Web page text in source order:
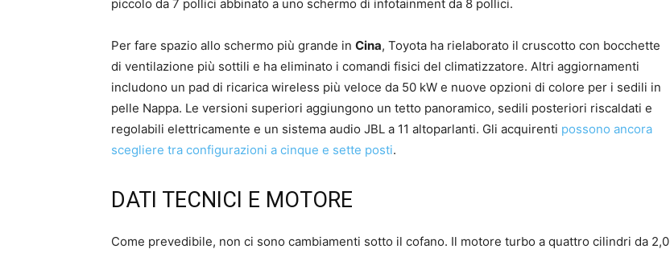
piccolo da 7 pollici abbinato a uno schermo di infotainment da 8 pollici.
Per fare spazio allo schermo più grande in Cina, Toyota ha rielaborato il cruscotto con bocchette
di ventilazione più sottili e ha eliminato i comandi fisici del climatizzatore. Altri aggiornamenti
includono un pad di ricarica wireless più veloce da 50 kW e nuove opzioni di colore per i sedili in
pelle Nappa. Le versioni superiori aggiungono un tetto panoramico, sedili posteriori riscaldati e
regolabili elettricamente e un sistema audio JBL a 11 altoparlanti. Gli acquirenti possono ancora
scegliere tra configurazioni a cinque e sette posti.
DATI TECNICI E MOTORE
Come prevedibile, non ci sono cambiamenti sotto il cofano. Il motore turbo a quattro cilindri da 2,0